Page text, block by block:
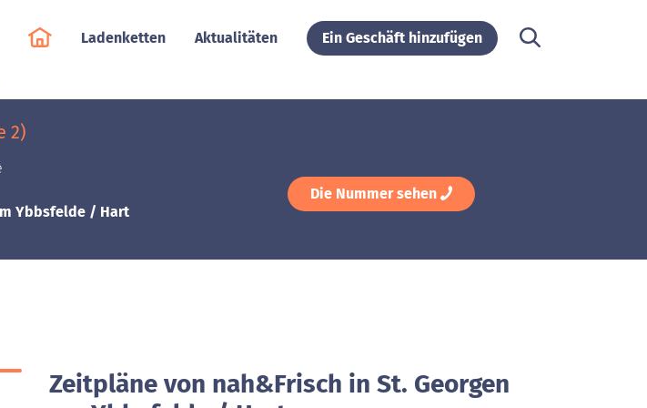
Ladenketten Aktualitäten Ein Geschäft hinzufügen
2)
Ybbsfelde / Hart
Die Nummer sehen
Zeitpläne von nah&Frisch in St. Georgen